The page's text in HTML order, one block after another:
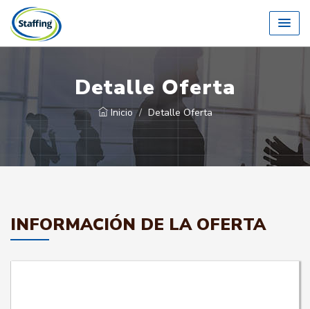
Detalle Oferta
Inicio Detalle Oferta
INFORMACIÓN DE LA OFERTA